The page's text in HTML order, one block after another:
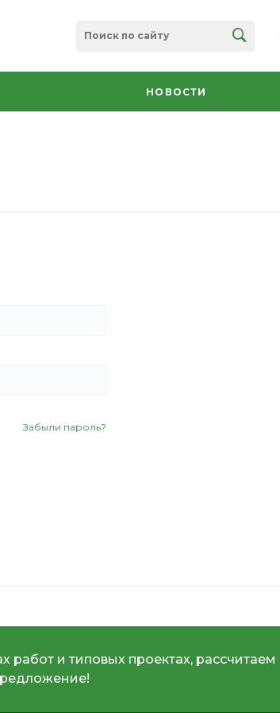
НОВОСТИ
Забыли пароль?
и типовых проектах, рассчитаем